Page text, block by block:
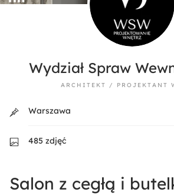
Wydział Spraw
ARCHITEKT / PROJEKTANT
Warszawa
485 zdjęć
Salon z cegłą i